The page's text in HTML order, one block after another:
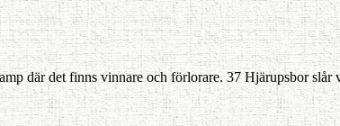
där det finns vinnare och för­lorare. 37 Hjärupsbor slår